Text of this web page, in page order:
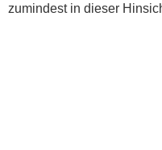
zumindest in dieser